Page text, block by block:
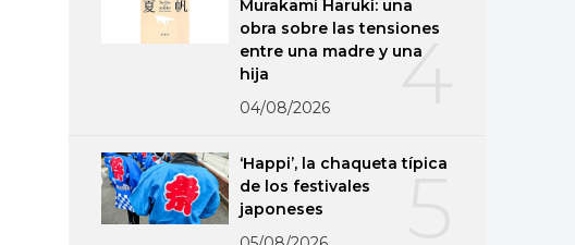
4
Murakami Haruki: una
obra sobre las tensiones
entre una madre y una
hija
04/08/2026
5
‘Happi’, la chaqueta típica
de los festivales
japoneses